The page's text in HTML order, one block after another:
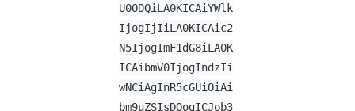
U0ODQiLA0KICAiYWlk
IjogIjIiLA0KICAic2
N5IjogImF1dG8iLA0K
ICAibmV0IjogIndzIi
wNCiAgInR5cGUiOiAi
bm9uZSIsDQogICJob3